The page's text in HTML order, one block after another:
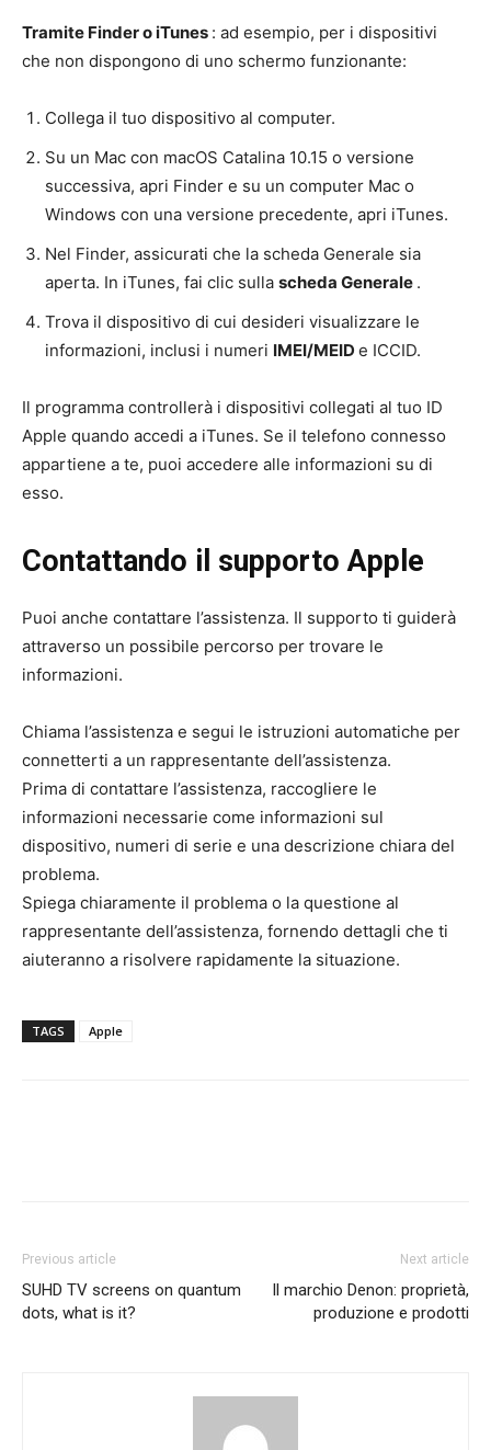
Tramite Finder o iTunes : ad esempio, per i dispositivi
che non dispongono di uno schermo funzionante:
Collega il tuo dispositivo al computer.
Su un Mac con macOS Catalina 10.15 o versione
successiva, apri Finder e su un computer Mac o
Windows con una versione precedente, apri iTunes.
Nel Finder, assicurati che la scheda Generale sia
aperta. In iTunes, fai clic sulla scheda Generale .
Trova il dispositivo di cui desideri visualizzare le
informazioni, inclusi i numeri IMEI/MEID e ICCID.
Il programma controllerà i dispositivi collegati al tuo ID
Apple quando accedi a iTunes. Se il telefono connesso
appartiene a te, puoi accedere alle informazioni su di
esso.
Contattando il supporto Apple
Puoi anche contattare l’assistenza. Il supporto ti guiderà
attraverso un possibile percorso per trovare le
informazioni.
Chiama l’assistenza e segui le istruzioni automatiche per
connetterti a un rappresentante dell’assistenza.
Prima di contattare l’assistenza, raccogliere le
informazioni necessarie come informazioni sul
dispositivo, numeri di serie e una descrizione chiara del
problema.
Spiega chiaramente il problema o la questione al
rappresentante dell’assistenza, fornendo dettagli che ti
aiuteranno a risolvere rapidamente la situazione.
TAGS Apple
Previous article
SUHD TV screens on quantum
dots, what is it?
Next article
Il marchio Denon: proprietà,
produzione e prodotti